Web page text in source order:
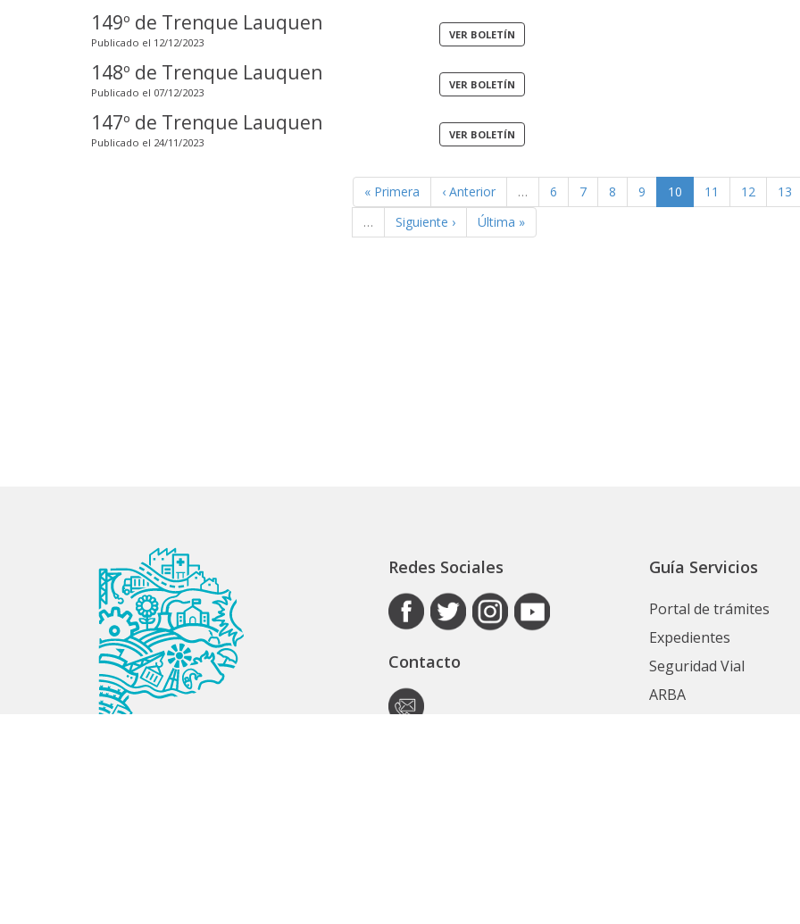
149º de Trenque Lauquen
Publicado el 12/12/2023
148º de Trenque Lauquen
Publicado el 07/12/2023
147º de Trenque Lauquen
Publicado el 24/11/2023
« Primera ‹ Anterior … 6 7 8 9 10 11 12
13
…
Siguiente › Última »
Redes Sociales
Contacto
Guía Servicios
Portal de trámites
Expedientes
Seguridad Vial
ARBA